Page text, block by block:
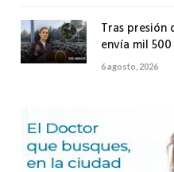
Tras presión
envía mil
6 agosto, 2026